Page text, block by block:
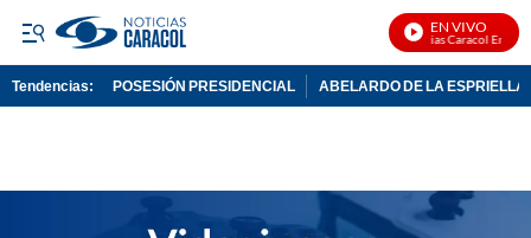
EN VIVO
Noticias Caracol En Vivo
Tendencias: POSESIÓN PRESIDENCIAL ABELARDO DE LA ESPRIELLA